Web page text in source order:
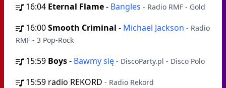
16:04 Eternal Flame- Bangles - Radio RMF - Gold
16:00Smooth Criminal - Michael Jackson - Radio
RMF - 3 Pop-Rock
15:59 Boys- Bawmy się - DiscoParty.pl - Disco Polo
15:59 radio REKORD - Radio Rekord